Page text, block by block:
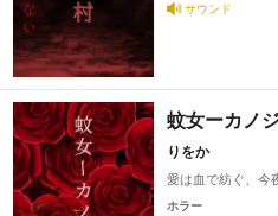
サウンド
蚊女ーカノ
りをか
愛は血で紡ぐ、今
ホラー